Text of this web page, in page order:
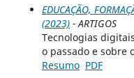
EDUCAÇÃO,
(2023)- ARTIGOS
Tecnologias
o passado e sobre
Resumo PDF